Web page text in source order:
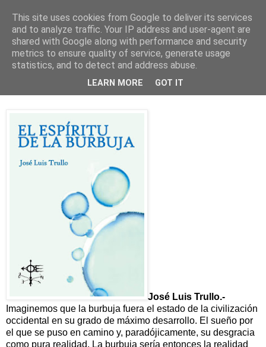
El espíritu de la burbuja
José Luis Trullo.-
Imaginemos que la burbuja fuera el estado de la civiliza­ción
occidental en su grado de máximo desarrollo. El sueño por
el que se puso en camino y, paradójicamente, su desgracia
como pura realidad. La burbuja sería entonces la realidad
This site uses cookies from Google to deliver its services
and to analyze traffic. Your IP address and user-agent are
shared with Google along with performance and security
metrics to ensure quality of service, generate usage
statistics, and to detect and address abuse.
LEARN MORE GOT IT